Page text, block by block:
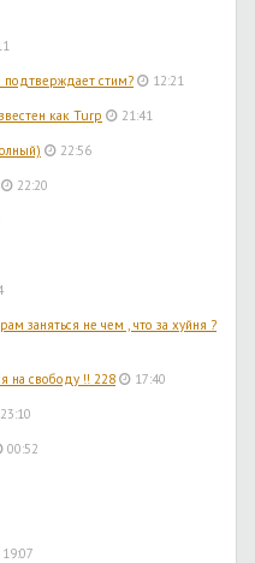
подтверждает стим? 12:21
как Turp 21:41
22:56
22:20
заняться не чем , что за хуйня ?
на свободу !! 228 17:40
23:10
00:52
19:07